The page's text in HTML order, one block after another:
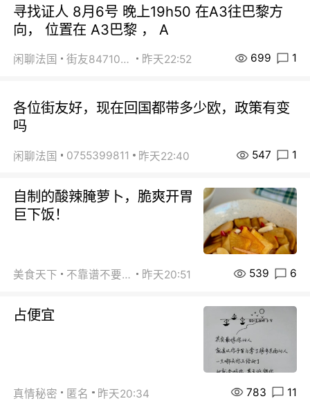
寻找证人 8月6号 晚上19h50 在A3往巴黎方
向， 位置在 A3巴黎 ， A
闲聊法国 街友84710671 昨天22:52 699 1
各位街友好，现在回国都带多少欧，政策有变
吗
闲聊法国 0755399811 昨天22:40 547 1
自制的酸辣腌萝卜，脆爽开胃
巨下饭！
美食天下 不靠谱不要联系 昨天20:51 539 6
占便宜
真情秘密 匿名 昨天20:34 783 11